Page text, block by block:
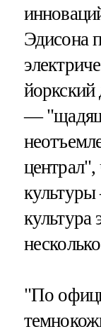
Эдисона
—
централ",
культура
"По